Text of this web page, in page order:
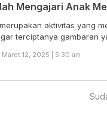
Mengajari Anak
aktivitas yang
terciptanya gambaran
Maret 12, 2025 | 5:30 am